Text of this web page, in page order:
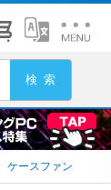
ケースファン